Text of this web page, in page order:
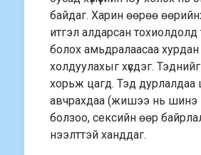
байдаг. Харин өөрөө
итгэл алдарсан тохиолдолд
болох амьдралаасаа хурдан
холдуулахыг хүсдэг. Тэднийг
хорьж цагд. Тэд дурлалдаа
авчрахдаа (жишээ нь шинэ
болзоо, сексийн өөр
нээлттэй ханддаг.